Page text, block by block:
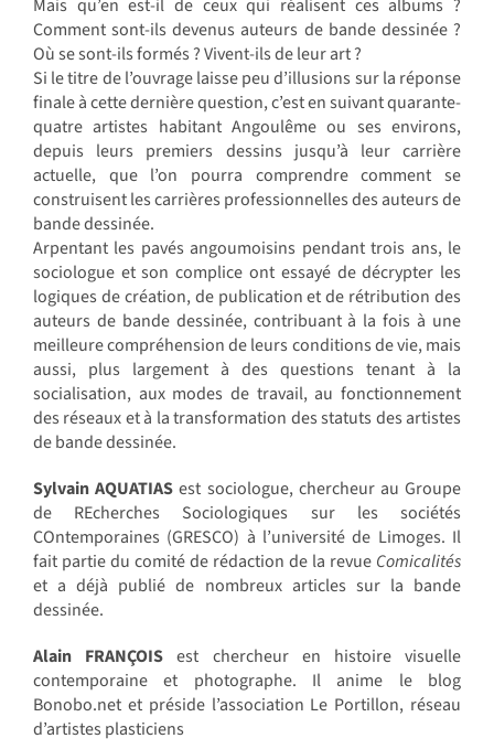
Mais qu’en est-il de ceux qui réalisent ces albums ?
Comment sont-ils devenus auteurs de bande dessinée ?
Où se sont-ils formés ? Vivent-ils de leur art ?
Si le titre de l’ouvrage laisse peu d’illusions sur la réponse
finale à cette dernière question, c’est en suivant quarante-
quatre artistes habitant Angoulême ou ses environs,
depuis leurs premiers dessins jusqu’à leur carrière
actuelle, que l’on pourra comprendre comment se
construisent les carrières professionnelles des auteurs de
bande dessinée.
Arpentant les pavés angoumoisins pendant trois ans, le
sociologue et son complice ont essayé de décrypter les
logiques de création, de publication et de rétribution des
auteurs de bande dessinée, contribuant à la fois à une
meilleure compréhension de leurs conditions de vie, mais
aussi, plus largement à des questions tenant à la
socialisation, aux modes de travail, au fonctionnement
des réseaux et à la transformation des statuts des artistes
de bande dessinée.
Sylvain AQUATIAS est sociologue, chercheur au Groupe
de REcherches Sociologiques sur les sociétés
COntemporaines (GRESCO) à l’université de Limoges. Il
fait partie du comité de rédaction de la revue Comicalités
et a déjà publié de nombreux articles sur la bande
dessinée.
Alain FRANÇOIS est chercheur en histoire visuelle
contemporaine et photographe. Il anime le blog
Bonobo.net et préside l’association Le Portillon, réseau
d’artistes plasticiens